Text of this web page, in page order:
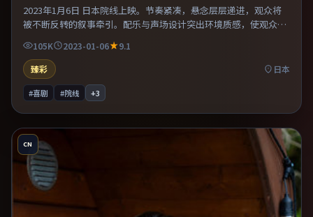
2023年1月6日 日本院线上映。节奏紧凑，悬念层层递进，观众将
被不断反转的叙事牵引。配乐与声场设计突出环境质感，使观众更
易沉浸其中。既有类型片爽感，也保留作者表达，口碑潜力不俗。
105K 2023-01-06
9.1
臻彩
日本
#喜剧 #院线 +3
CN